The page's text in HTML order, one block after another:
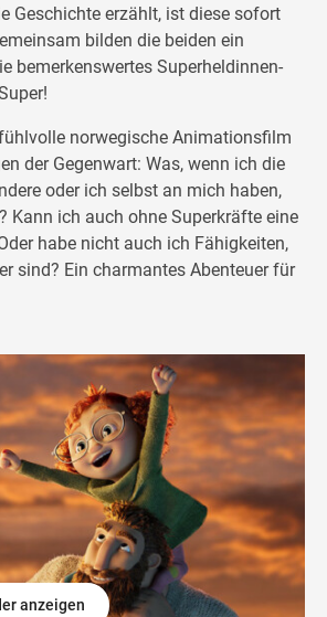
Geschichte erzählt, ist diese sofort
bilden die beiden ein
bemerkenswertes Superheldinnen-
norwegische Animationsfilm
der Gegenwart: Was, wenn ich die
oder ich selbst an mich haben,
Kann ich auch ohne Superkräfte eine
habe nicht auch ich Fähigkeiten,
sind? Ein charmantes Abenteuer für
anzeigen